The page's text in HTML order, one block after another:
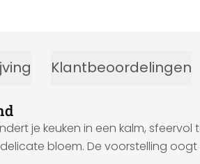
Klantbeoordelingen
je keuken in een kalm,
bloem. De voorstelling